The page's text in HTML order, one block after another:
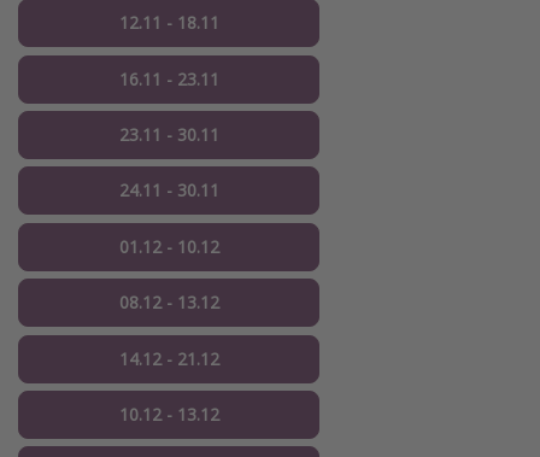
12.11 - 18.11
16.11 - 23.11
23.11 - 30.11
24.11 - 30.11
01.12 - 10.12
08.12 - 13.12
14.12 - 21.12
10.12 - 13.12